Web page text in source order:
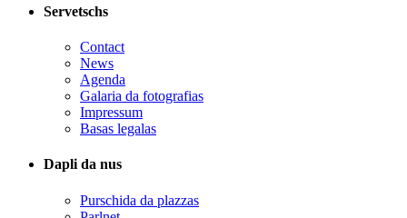
Servetschs
Contact
News
Agenda
Galaria da fotografias
Impressum
Basas legalas
Dapli da nus
Purschida da plazzas